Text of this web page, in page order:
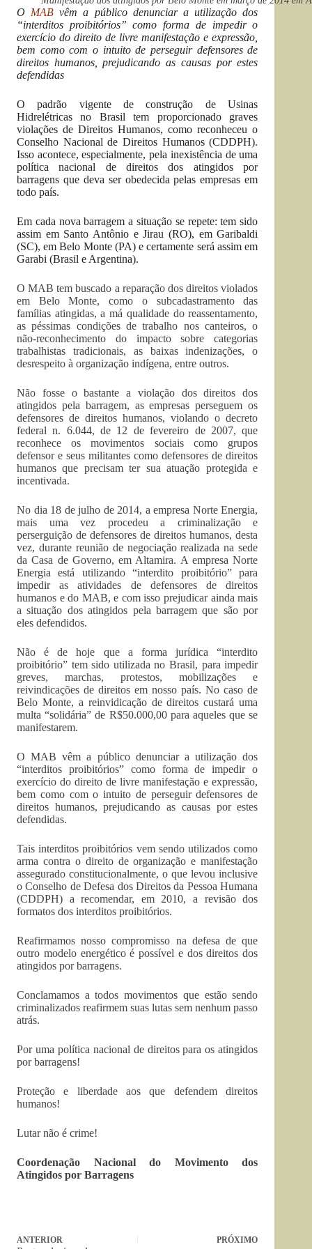
O MAB vêm a público denunciar a utilização dos
“interditos proibitórios” como forma de impedir o
exercício do direito de livre manifestação e expressão,
bem como com o intuito de perseguir defensores de
direitos humanos, prejudicando as causas por estes
defendidas
O padrão vigente de construção de Usinas
Hidrelétricas no Brasil tem proporcionado graves
violações de Direitos Humanos, como reconheceu o
Conselho Nacional de Direitos Humanos (CDDPH).
Isso acontece, especialmente, pela inexistência de uma
política nacional de direitos dos atingidos por
barragens que deva ser obedecida pelas empresas em
todo país.
Em cada nova barragem a situação se repete: tem sido
assim em Santo Antônio e Jirau (RO), em Garibaldi
(SC), em Belo Monte (PA) e certamente será assim em
Garabi (Brasil e Argentina).
O MAB tem buscado a reparação dos direitos violados
em Belo Monte, como o subcadastramento das
famílias atingidas, a má qualidade do reassentamento,
as péssimas condições de trabalho nos canteiros, o
não-reconhecimento do impacto sobre categorias
trabalhistas tradicionais, as baixas indenizações, o
desrespeito à organização indígena, entre outros.
Não fosse o bastante a violação dos direitos dos
atingidos pela barragem, as empresas perseguem os
defensores de direitos humanos, violando o decreto
federal n. 6.044, de 12 de fevereiro de 2007, que
reconhece os movimentos sociais como grupos
defensor e seus militantes como defensores de direitos
humanos que precisam ter sua atuação protegida e
incentivada.
No dia 18 de julho de 2014, a empresa Norte Energia,
mais uma vez procedeu a criminalização e
perserguição de defensores de direitos humanos, desta
vez, durante reunião de negociação realizada na sede
da Casa de Governo, em Altamira. A empresa Norte
Energia está utilizando “interdito proibitório” para
impedir as atividades de defensores de direitos
humanos e do MAB, e com isso prejudicar ainda mais
a situação dos atingidos pela barragem que são por
eles defendidos.
Não é de hoje que a forma jurídica “interdito
proibitório” tem sido utilizada no Brasil, para impedir
greves, marchas, protestos, mobilizações e
reivindicações de direitos em nosso país. No caso de
Belo Monte, a reinvidicação de direitos custará uma
multa “solidária” de R$50.000,00 para aqueles que se
manifestarem.
O MAB vêm a público denunciar a utilização dos
“interditos proibitórios” como forma de impedir o
exercício do direito de livre manifestação e expressão,
bem como com o intuito de perseguir defensores de
direitos humanos, prejudicando as causas por estes
defendidas.
Tais interditos proibitórios vem sendo utilizados como
arma contra o direito de organização e manifestação
assegurado constitucionalmente, o que levou inclusive
o Conselho de Defesa dos Direitos da Pessoa Humana
(CDDPH) a recomendar, em 2010, a revisão dos
formatos dos interditos proibitórios.
Reafirmamos nosso compromisso na defesa de que
outro modelo energético é possível e dos direitos dos
atingidos por barragens.
Conclamamos a todos movimentos que estão sendo
criminalizados reafirmem suas lutas sem nenhum passo
atrás.
Por uma política nacional de direitos para os atingidos
por barragens!
Proteção e liberdade aos que defendem direitos
humanos!
Lutar não é crime!
Coordenação Nacional do Movimento dos
Atingidos por Barragens
ANTERIOR PRÓXIMO